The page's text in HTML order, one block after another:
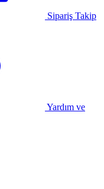
Sipariş Takip
Yardım ve